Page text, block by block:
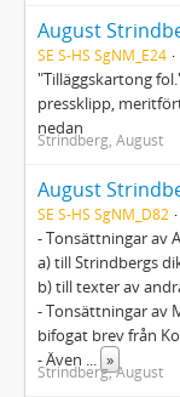
August
SE S-HS SgNM_E24
"Tilläggskartong
pressklipp,
nedan
Strindberg, August
August
SE S-HS SgNM_D82
- Tonsättningar av
a) till Strindbergs
b) till texter av
- Tonsättningar av
bifogat brev från
- Även ... »
Strindberg, August